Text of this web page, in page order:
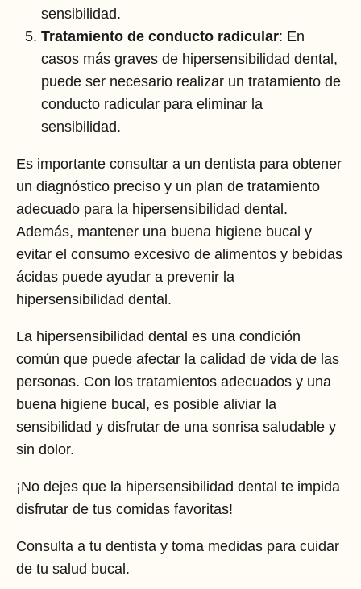
sensibilidad.
Tratamiento de conducto radicular: En
casos más graves de hipersensibilidad dental,
puede ser necesario realizar un tratamiento de
conducto radicular para eliminar la
sensibilidad.
Es importante consultar a un dentista para obtener
un diagnóstico preciso y un plan de tratamiento
adecuado para la hipersensibilidad dental.
Además, mantener una buena higiene bucal y
evitar el consumo excesivo de alimentos y bebidas
ácidas puede ayudar a prevenir la
hipersensibilidad dental.
La hipersensibilidad dental es una condición
común que puede afectar la calidad de vida de las
personas. Con los tratamientos adecuados y una
buena higiene bucal, es posible aliviar la
sensibilidad y disfrutar de una sonrisa saludable y
sin dolor.
¡No dejes que la hipersensibilidad dental te impida
disfrutar de tus comidas favoritas!
Consulta a tu dentista y toma medidas para cuidar
de tu salud bucal.